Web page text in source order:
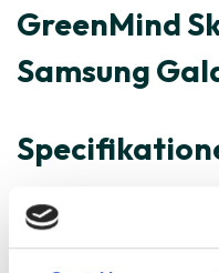
GreenMind
Samsung
Varenummer
GreenMind